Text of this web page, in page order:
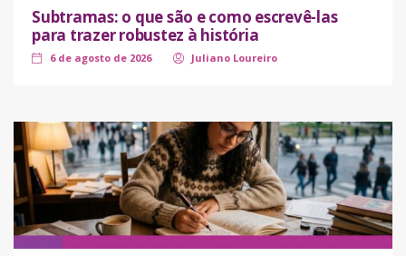
Subtramas: o que são e como escrevê-las
para trazer robustez à história
6 de agosto de 2026 Juliano Loureiro